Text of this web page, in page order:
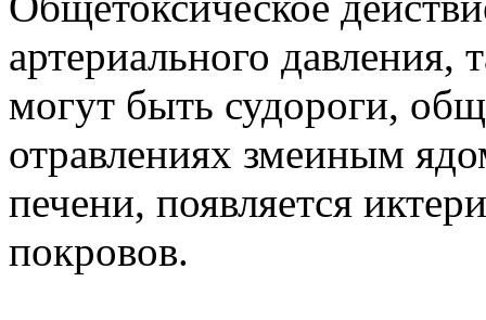
артериального давления,
могут быть судороги,
отравлениях змеиным
печени, появляется
покровов.